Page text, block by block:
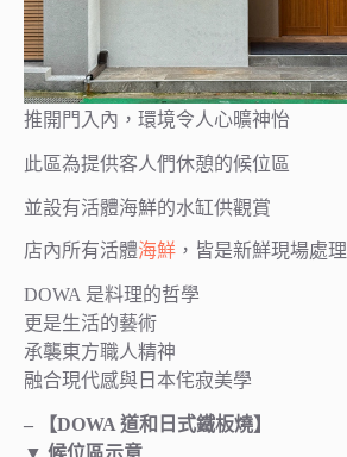
推開門入內，環境令人心曠神怡
此區為提供客人們休憩的候位區
並設有活體海鮮的水缸供觀賞
店內所有活體海鮮 ，皆是新鮮現場處理
DOWA 是料理的哲學
更是生活的藝術
承襲東方職人精神
融合現代感與日本侘寂美學
– 【DOWA 道和日式鐵板燒】
▼ 候位區示意